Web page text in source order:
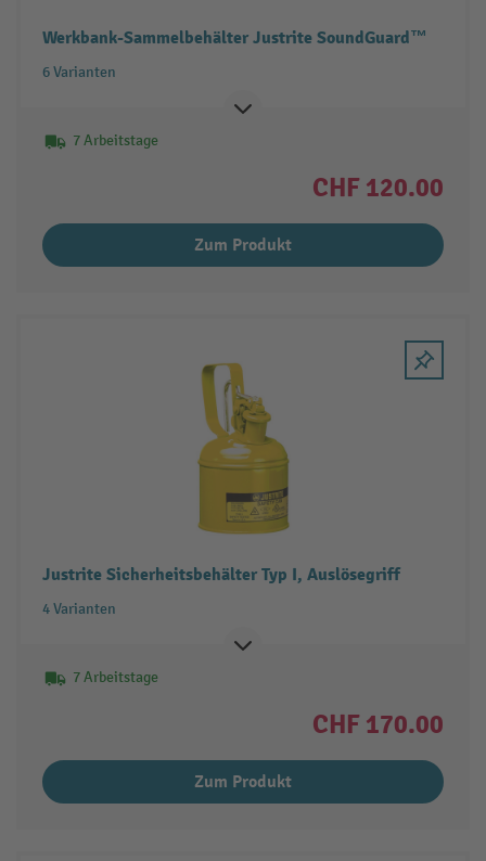
Werkbank-Sammelbehälter Justrite SoundGuard™
6 Varianten
7 Arbeitstage
CHF 120.00
Zum Produkt
Justrite Sicherheitsbehälter Typ I, Auslösegriff
4 Varianten
7 Arbeitstage
CHF 170.00
Zum Produkt